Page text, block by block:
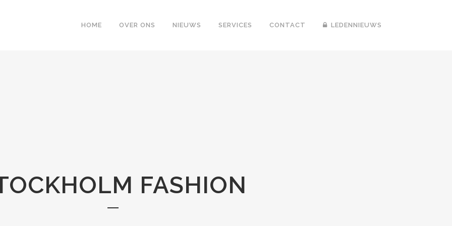
HOME OVER ONS NIEUWS SERVICES CONTACT LEDENNIEUWS
FASHION